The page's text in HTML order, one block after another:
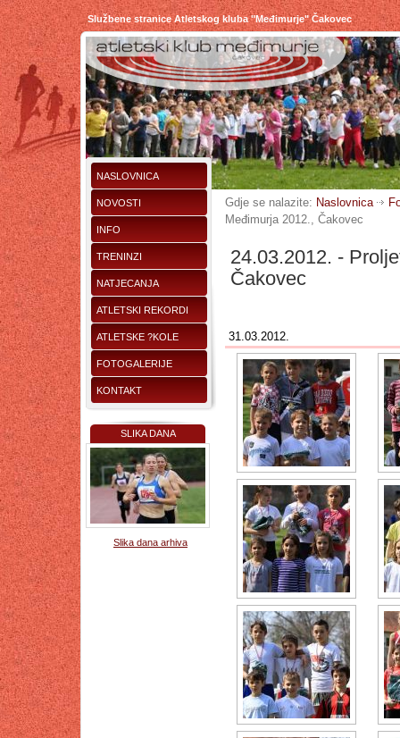
Službene stranice Atletskog kluba "Međimurje" Čakovec
NASLOVNICA
NOVOSTI
INFO
TRENINZI
NATJECANJA
ATLETSKI REKORDI
ATLETSKE ?KOLE
FOTOGALERIJE
KONTAKT
SLIKA DANA
Slika dana arhiva
Gdje se nalazite: Naslovnica
Međimurja 2012., Čakovec
24.03.2012. -
Čakovec
31.03.2012.